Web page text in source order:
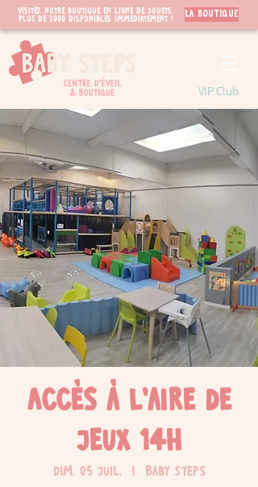
Visitez notre boutique en ligne de jouets.
PLUS de 3000 disponibles immédiatement !
LA BOUTIQUE
VIP Club
Accès à l'aire de
jeux 14H
dim. 05 juil.
  |
Baby Steps